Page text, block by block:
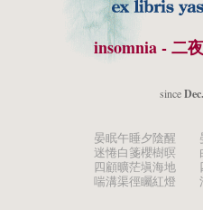
insomnia - 二
since
晏眠午睡夕陰醒
迷惓白箋櫻樹暝
四顧曠茫塡海地
喘溝渠徑矚紅燈